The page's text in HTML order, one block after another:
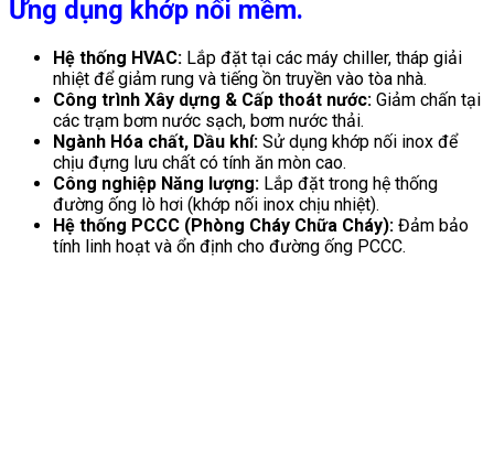
Ứng dụng khớp nối mềm.
Hệ thống HVAC: Lắp đặt tại các máy chiller, tháp giải
nhiệt để giảm rung và tiếng ồn truyền vào tòa nhà.
Công trình Xây dựng & Cấp thoát nước: Giảm chấn tại
các trạm bơm nước sạch, bơm nước thải.
Ngành Hóa chất, Dầu khí: Sử dụng khớp nối inox để
chịu đựng lưu chất có tính ăn mòn cao.
Công nghiệp Năng lượng: Lắp đặt trong hệ thống
đường ống lò hơi (khớp nối inox chịu nhiệt).
Hệ thống PCCC (Phòng Cháy Chữa Cháy): Đảm bảo
tính linh hoạt và ổn định cho đường ống PCCC.